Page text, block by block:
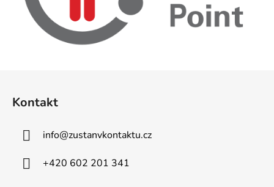
Kontakt
info@zustanvkontaktu.cz
+420 602 201 341